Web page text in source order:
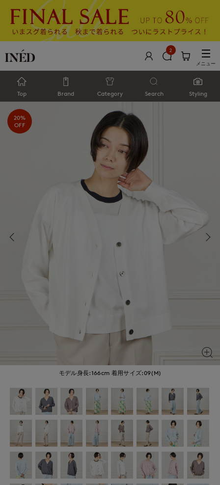
2
メニュー
Top Brand Category Search Styling
モデル身長:166cm 着用サイズ:09(M)
20%
OFF